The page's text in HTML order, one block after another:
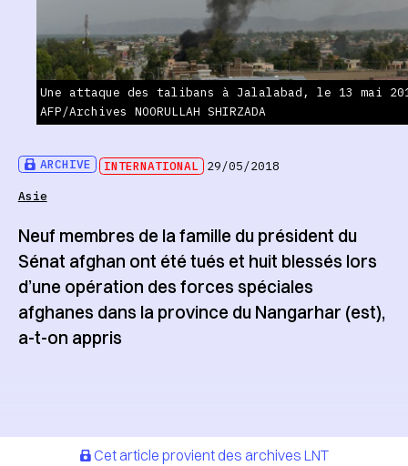
ARCHIVE INTERNATIONAL 29/05/2018
Asie
Une attaque des talibans à Jalalabad, le 13 mai
AFP/Archives NOORULLAH SHIRZADA
Neuf membres de la famille du président du
Sénat afghan ont été tués et huit blessés lors
d’une opération des forces spéciales
afghanes dans la province du Nangarhar (est),
a-t-on appris
Cet article provient des archives LNT